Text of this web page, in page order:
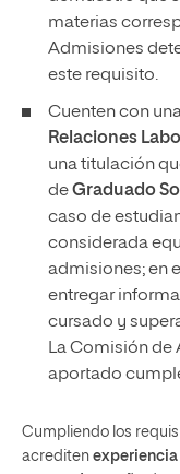
materias
Admisiones
este requisito.
Cuenten con
Relaciones
una titulación
deGraduado
caso de
considerada
admisiones; en
entregar
cursado y
La Comisión de
aportado
Cumpliendo los
acrediten